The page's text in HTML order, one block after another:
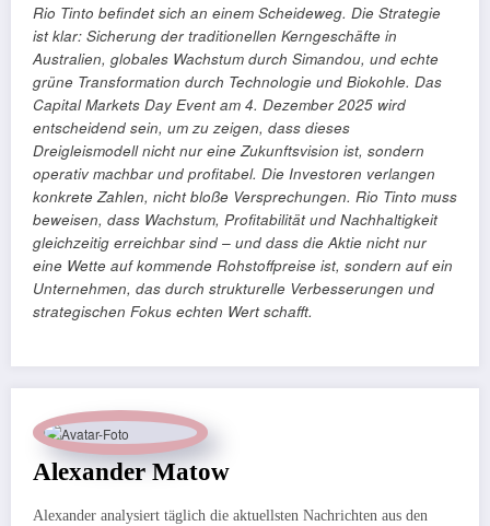
Rio Tinto befindet sich an einem Scheideweg. Die Strategie
ist klar: Sicherung der traditionellen Kerngeschäfte in
Australien, globales Wachstum durch Simandou, und echte
grüne Transformation durch Technologie und Biokohle. Das
Capital Markets Day Event am 4. Dezember 2025 wird
entscheidend sein, um zu zeigen, dass dieses
Dreigleismodell nicht nur eine Zukunftsvision ist, sondern
operativ machbar und profitabel. Die Investoren verlangen
konkrete Zahlen, nicht bloße Versprechungen. Rio Tinto muss
beweisen, dass Wachstum, Profitabilität und Nachhaltigkeit
gleichzeitig erreichbar sind – und dass die Aktie nicht nur
eine Wette auf kommende Rohstoffpreise ist, sondern auf ein
Unternehmen, das durch strukturelle Verbesserungen und
strategischen Fokus echten Wert schafft.
Alexander Matow
Alexander analysiert täglich die aktuellsten Nachrichten aus den